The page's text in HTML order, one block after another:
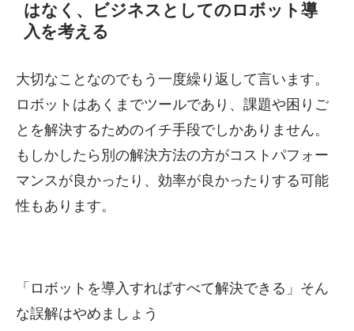
はなく、ビジネスとしてのロボット導
入を考える
大切なことなのでもう一度繰り返して言います。
ロボットはあくまでツールであり、課題や困りご
とを解決するためのイチ手段でしかありません。
もしかしたら別の解決方法の方がコストパフォー
マンスが良かったり、効率が良かったりする可能
性もあります。
「ロボットを導入すればすべて解決できる」そん
な誤解はやめましょう